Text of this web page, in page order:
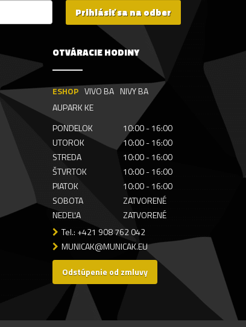
Prihlásiť sa na odber
OTVÁRACIE HODINY
ESHOP VIVO BA NIVY BA
AUPARK KE
PONDELOK
10:00 - 16:00
UTOROK
10:00 - 16:00
STREDA
10:00 - 16:00
ŠTVRTOK
10:00 - 16:00
PIATOK
10:00 - 16:00
SOBOTA
ZATVORENÉ
NEDEĽA
ZATVORENÉ
Tel.: +421 908 762 042
MUNICAK@MUNICAK.EU
Odstúpenie od zmluvy